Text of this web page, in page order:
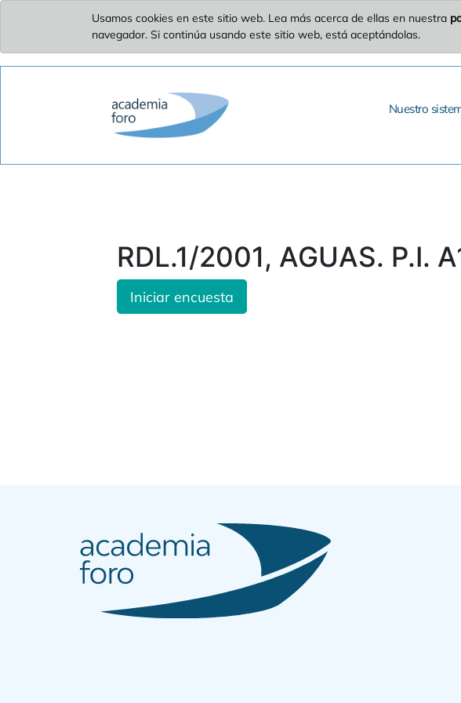
Usamos cookies en este sitio web. Lea más acerca de ellas en nuestra
navegador. Si continúa usando este sitio web, está aceptándolas.
Nuestro
RDL.1/2001, AGUAS. P.I.
Iniciar encuesta